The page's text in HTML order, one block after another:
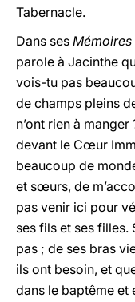
Tabernacle.
Dans ses Mémoires
parole à Jacinthe
vois-tu pas
de champs pleins
n’ont rien à
devant le Cœur
beaucoup de
et sœurs, de
pas venir ici pour
ses fils et ses filles.
pas ; de ses bras
ils ont besoin, et
dans le baptême et